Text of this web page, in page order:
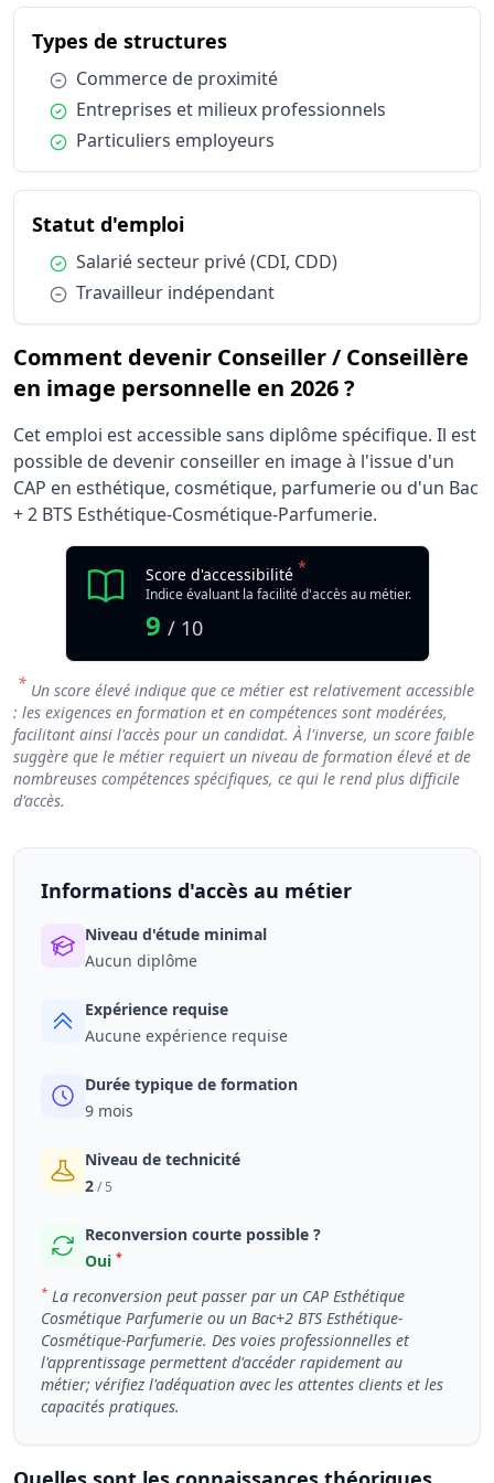
Types de structuresdu métier Conseiller /
Condition :
Commerce de proximité
Condition :
Entreprises et milieux professionnels
Condition :
Particuliers employeurs
Statut d'emploidu métier Conseiller /
Condition :
Salarié secteur privé (CDI, CDD)
Condition :
Travailleur indépendant
Comment devenir Conseiller / Conseillère
en image personnelle en 2026 ?
Cet emploi est accessible sans diplôme spécifique. Il est
possible de devenir conseiller en image à l'issue d'un
CAP en esthétique, cosmétique, parfumerie ou d'un Bac
+ 2 BTS Esthétique-Cosmétique-Parfumerie.
Score d'accessibilité *
Indice évaluant la facilité d'accès au métier.
9 / 10
* Un score élevé indique que ce métier est relativement accessible
: les exigences en formation et en compétences sont modérées,
facilitant ainsi l'accès pour un candidat. À l'inverse, un score faible
suggère que le métier requiert un niveau de formation élevé et de
nombreuses compétences spécifiques, ce qui le rend plus difficile
d'accès.
Informations d'accès au métier
Niveau d'étude minimal
Aucun diplôme
Expérience requise
Aucune expérience requise
Durée typique de formation
9 mois
Niveau de technicité
2/ 5
Reconversion courte possible ?
Oui *
* La reconversion peut passer par un CAP Esthétique
Cosmétique Parfumerie ou un Bac+2 BTS Esthétique-
Cosmétique-Parfumerie. Des voies professionnelles et
l'apprentissage permettent d'accéder rapidement au
métier; vérifiez l'adéquation avec les attentes clients et les
capacités pratiques.